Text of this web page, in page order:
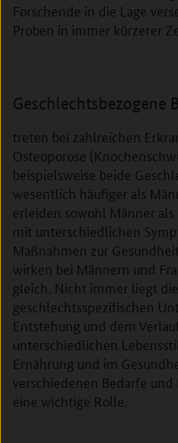
Forschende in die Lage
Proben in immer kürzerer
Geschlechtsbezogene
treten bei zahlreichen
Osteoporose
beispielsweise beide
wesentlich häufiger als
erleiden sowohl Männer
mit unterschiedlichen
Maßnahmen zur
wirken bei Männern und
gleich. Nicht immer liegt
geschlechtsspezifischen
Entstehung und dem
unterschiedlichen
Ernährung und im
verschiedenen Bedarfe
eine wichtige Rolle.